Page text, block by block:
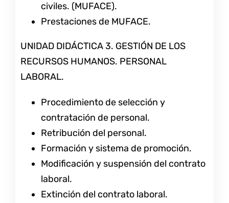
civiles. (MUFACE).
Prestaciones de MUFACE.
UNIDAD DIDÁCTICA 3. GESTIÓN DE LOS
RECURSOS HUMANOS. PERSONAL
LABORAL.
Procedimiento de selección y
contratación de personal.
Retribución del personal.
Formación y sistema de promoción.
Modificación y suspensión del contrato
laboral.
Extinción del contrato laboral.